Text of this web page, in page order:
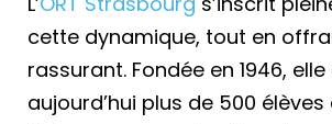
cette dynamique, tout en
rassurant. Fondée en 1946,
aujourd’hui plus de 500